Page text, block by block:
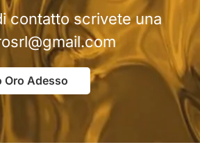
contatto scrivete una
Oro Adesso